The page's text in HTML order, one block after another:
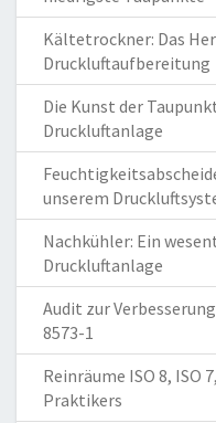
Kältetrockner: Das
Druckluftaufbereitung
Die Kunst der
Druckluftanlage
unserem
Nachkühler: Ein
Druckluftanlage
Audit zur
8573-1
Reinräume ISO 8, ISO
Praktikers